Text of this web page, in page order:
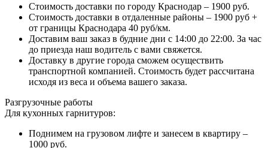
Стоимость доставки по городу Краснодар – 1900 руб.
Стоимость доставки в отдаленные районы – 1900 руб +
от границы Краснодара 40 руб/км.
Доставим ваш заказ в будние дни с 14:00 до 22:00. За час
до приезда наш водитель с вами свяжется.
Доставку в другие города сможем осуществить
транспортной компанией. Стоимость будет рассчитана
исходя из веса и объема вашего заказа.
Разгрузочные работы
Для кухонных гарнитуров:
Поднимем на грузовом лифте и занесем в квартиру –
1000 руб.